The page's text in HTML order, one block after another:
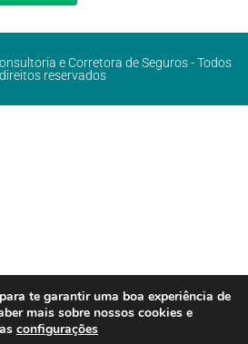
e Corretora de Seguros - Todos
reservados
te garantir uma boa experiência de
mais sobre nossos cookies e
configurações